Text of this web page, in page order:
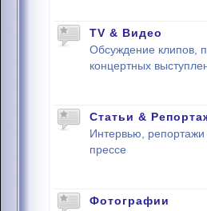
TV & Видео
Обсуждение клипов,
концертных
Статьи &
Интервью, репортажи
прессе
Фотографии